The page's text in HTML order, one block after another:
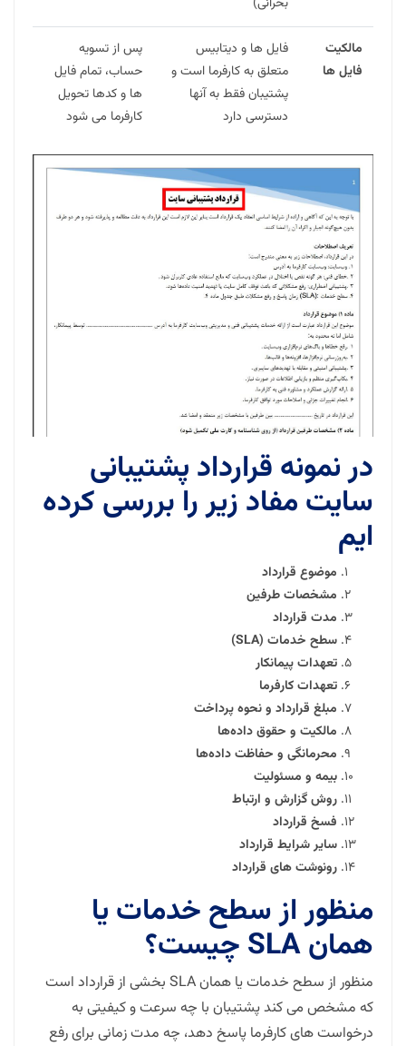
مالکیت
فایل ها
فایل ها و دیتابیس
متعلق به کارفرما است و
پشتیبان فقط به آنها
دسترسی دارد
پس از تسویه
حساب، تمام فایل
ها و کدها تحویل
کارفرما می شود
در نمونه قرارداد پشتیبانی
سایت مفاد زیر را بررسی کرده
ایم
موضوع قرارداد
مشخصات طرفین
مدت قرارداد
سطح خدمات (SLA)
تعهدات پیمانکار
تعهدات کارفرما
مبلغ قرارداد و نحوه پرداخت
مالکیت و حقوق داده‌ها
محرمانگی و حفاظت داده‌ها
بیمه و مسئولیت
روش گزارش و ارتباط
فسخ قرارداد
سایر شرایط قرارداد
رونوشت های قرارداد
منظور از سطح خدمات یا
همان SLA چیست؟
منظور از سطح خدمات یا همان SLA بخشی از قرارداد است
که مشخص می کند پشتیبان با چه سرعت و کیفیتی به
درخواست های کارفرما پاسخ دهد، چه مدت زمانی برای رفع